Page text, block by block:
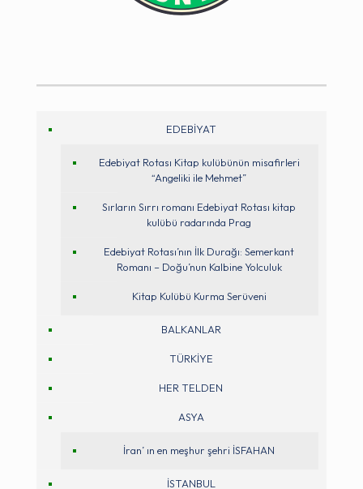
EDEBİYAT
Edebiyat Rotası Kitap kulübünün misafirleri
“Angeliki ile Mehmet”
Sırların Sırrı romanı Edebiyat Rotası kitap
kulübü radarında Prag
Edebiyat Rotası’nın İlk Durağı: Semerkant
Romanı – Doğu’nun Kalbine Yolculuk
Kitap Kulübü Kurma Serüveni
BALKANLAR
TÜRKİYE
HER TELDEN
ASYA
İran’ ın en meşhur şehri İSFAHAN
İSTANBUL